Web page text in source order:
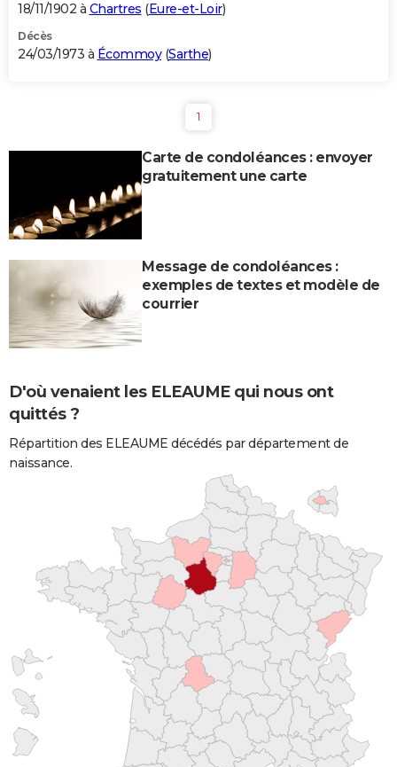
18/11/1902 à Chartres (Eure-et-Loir)
Décès
24/03/1973 à Écommoy(Sarthe)
1
Carte de condoléances : envoyer
gratuitement une carte
Message de condoléances :
exemples de textes et modèle de
courrier
D'où venaient les ELEAUME qui nous ont
quittés ?
Répartition des ELEAUME décédés par département de
naissance.